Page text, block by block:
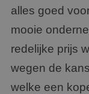
alles goed
mooie
redelijke prijs
wegen de
welke een